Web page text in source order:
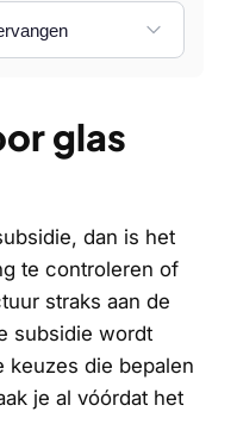
glas
dan is het
te controleren of
straks aan de
subsidie wordt
keuzes die bepalen
je al vóórdat het